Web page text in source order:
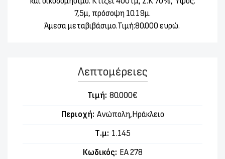
7,5μ, πρόσοψη 10.19μ.
Άμεσα μεταβιβάσιμο.Τιμή:80.000 ευρώ.
Λεπτομέρειες
Τιμή: 80.000€
Περιοχή: Ανώπολη,Ηράκλειο
Τ.μ: 1.145
Κωδικός: ΕΑ 278